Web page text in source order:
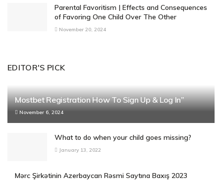
Parental Favoritism | Effects and Consequences
of Favoring One Child Over The Other
November 20, 2024
EDITOR'S PICK
Mostbet Registration How To Sign Up & Log In”
November 6, 2024
What to do when your child goes missing?
January 13, 2022
Mərc Şirkətinin Azerbaycan Rəsmi Saytına Baxış 2023